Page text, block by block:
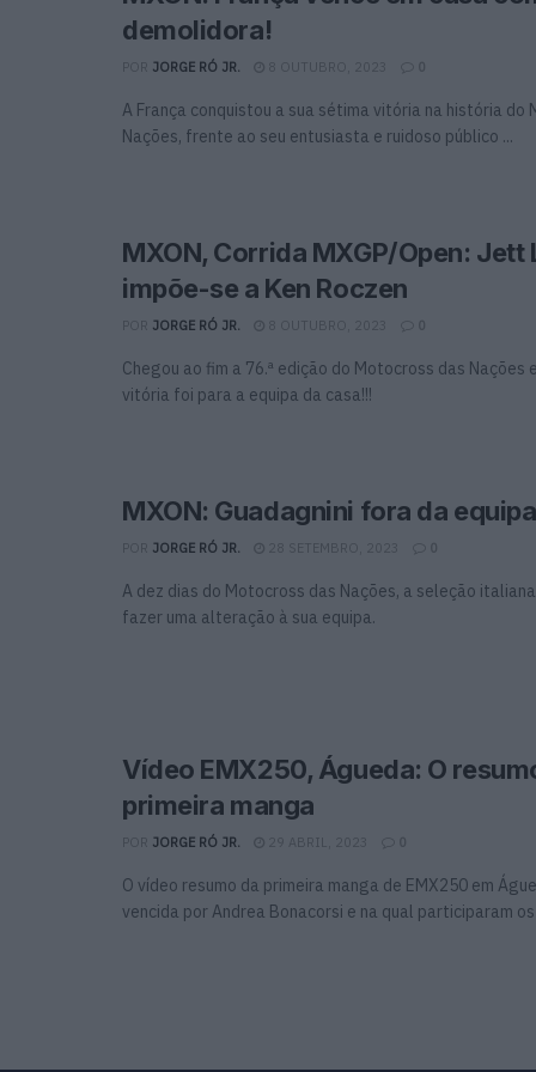
demolidora!
JORGE RÓ JR. 8 OUTUBRO, 2023 0
A França conquistou a sua sétima vitória na história do
Nações, frente ao seu entusiasta e ruidoso público ...
MXON, Corrida MXGP/Open: Jett
impõe-se a Ken Roczen
JORGE RÓ JR. 8 OUTUBRO, 2023 0
Chegou ao fim a 76.ª edição do Motocross das Nações
vitória foi para a equipa da casa!!!
MXON: Guadagnini fora da
JORGE RÓ JR. 28 SETEMBRO, 2023 0
A dez dias do Motocross das Nações, a seleção
fazer uma alteração à sua equipa.
Vídeo EMX250, Águeda: O
primeira manga
JORGE RÓ JR. 29 ABRIL, 2023 0
O vídeo resumo da primeira manga de EMX250 em
vencida por Andrea Bonacorsi e na qual participaram os